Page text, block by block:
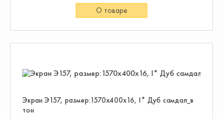
О товаре
Экран Э157, размер:1570х400х16, I* Дуб самдал_в
тон